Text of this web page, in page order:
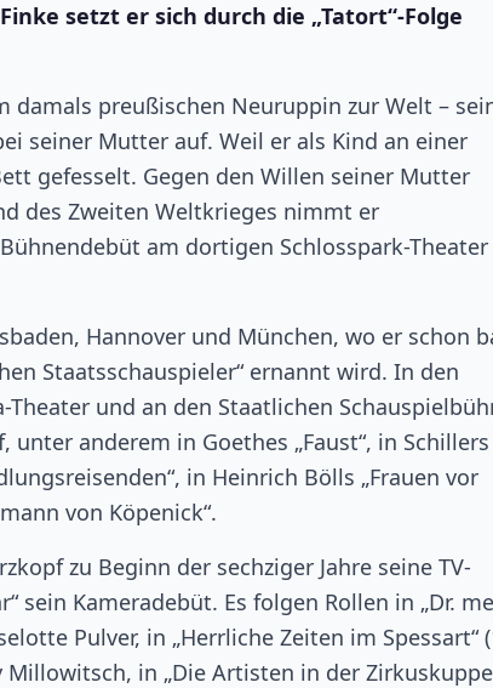
setzt er sich durch die „Tatort“-Folge
damals preußischen Neuruppin zur Welt –
seiner Mutter auf. Weil er als Kind an einer
gefesselt. Gegen den Willen seiner Mutter
des Zweiten Weltkrieges nimmt er
am dortigen Schlosspark-Theater
Hannover und München, wo er schon
Staatsschauspieler“ ernannt wird. In den
und an den Staatlichen
anderem in Goethes „Faust“, in Schillers
in Heinrich Bölls „Frauen vor
von Köpenick“.
zu Beginn der sechziger Jahre seine TV-
sein Kameradebüt. Es folgen Rollen in „Dr.
Pulver, in „Herrliche Zeiten im Spessart“
in „Die Artisten in der